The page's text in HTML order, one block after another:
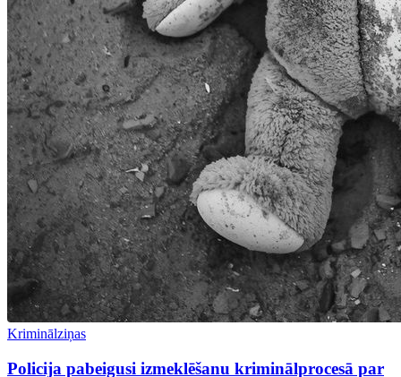
Kriminālziņas
Policija pabeigusi izmeklēšanu kriminālprocesā par